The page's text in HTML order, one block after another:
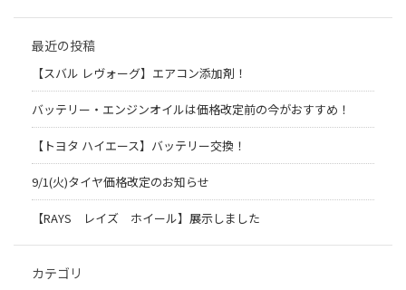
最近の投稿
【スバル レヴォーグ】エアコン添加剤！
バッテリー・エンジンオイルは価格改定前の今がおすすめ！
【トヨタ ハイエース】バッテリー交換！
9/1(火)タイヤ価格改定のお知らせ
【RAYS レイズ ホイール】展示しました
カテゴリ